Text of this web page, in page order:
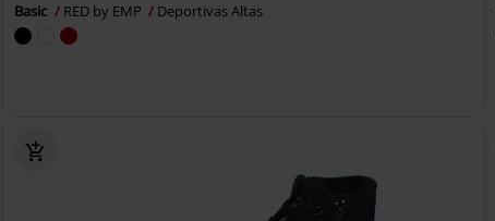
Basic RED by EMP Deportivas Altas